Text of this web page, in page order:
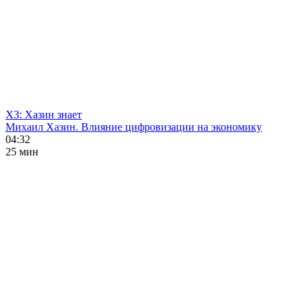
ХЗ: Хазин знает
Михаил Хазин. Влияние цифровизации на экономику
04:32
25 мин